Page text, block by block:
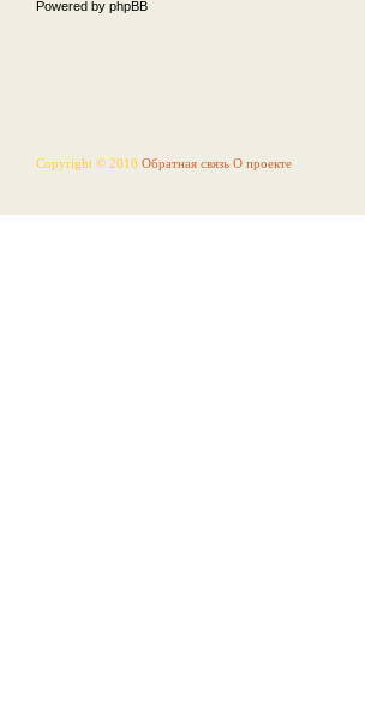
Powered by phpBB
Copyright © 2010 Обратная связь О проекте